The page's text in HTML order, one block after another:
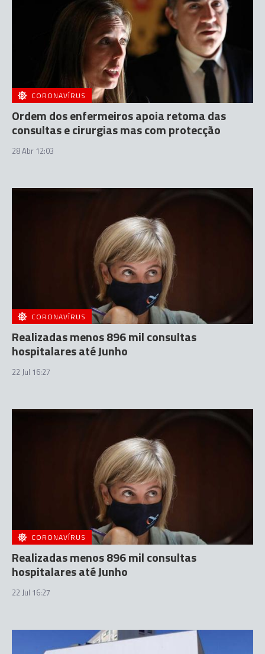
CORONAVÍRUS
Ordem dos enfermeiros apoia retoma das
consultas e cirurgias mas com protecção
28 Abr 12:03
CORONAVÍRUS
Realizadas menos 896 mil consultas
hospitalares até Junho
22 Jul 16:27
CORONAVÍRUS
Realizadas menos 896 mil consultas
hospitalares até Junho
22 Jul 16:27